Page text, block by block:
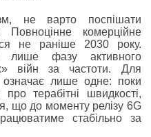
не варто поспішати
комерційне
не раніше 2030 року.
лише фазу активного
війн за частоти. Для
означає лише одне: поки
про терабітні швидкості,
що до моменту релізу 6G
стабільно за